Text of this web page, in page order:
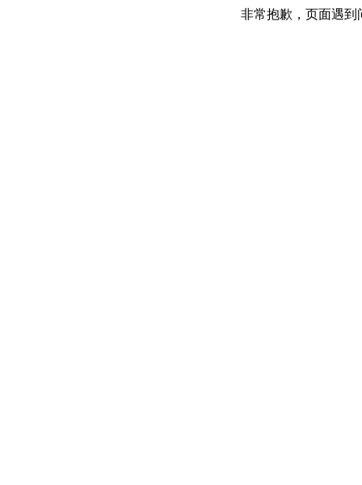
非常抱歉，页面遇到